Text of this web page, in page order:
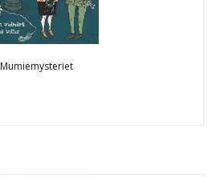
Mumiemysteriet